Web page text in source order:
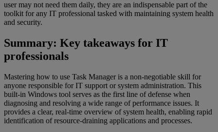
user may not need them daily, they are an indispensable part of the
toolkit for any IT professional tasked with maintaining system health
and security.
Summary: Key takeaways for IT
professionals
Mastering how to use Task Manager is a non-negotiable skill for
anyone responsible for IT support or system administration. This
built-in Windows tool serves as the first line of defense when
diagnosing and resolving a wide range of performance issues. It
provides a clear, real-time overview of system health, enabling rapid
identification of resource-draining applications and processes.